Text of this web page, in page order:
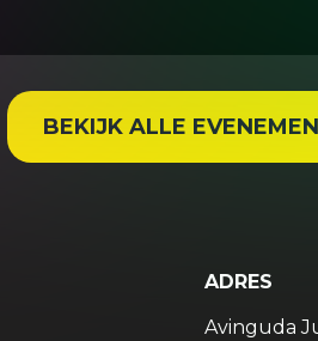
BEKIJK ALLE
ADRES
Avinguda